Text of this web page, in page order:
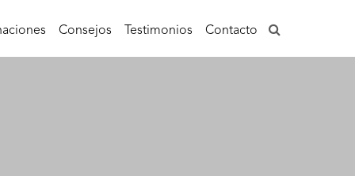
Consejos Testimonios Contacto